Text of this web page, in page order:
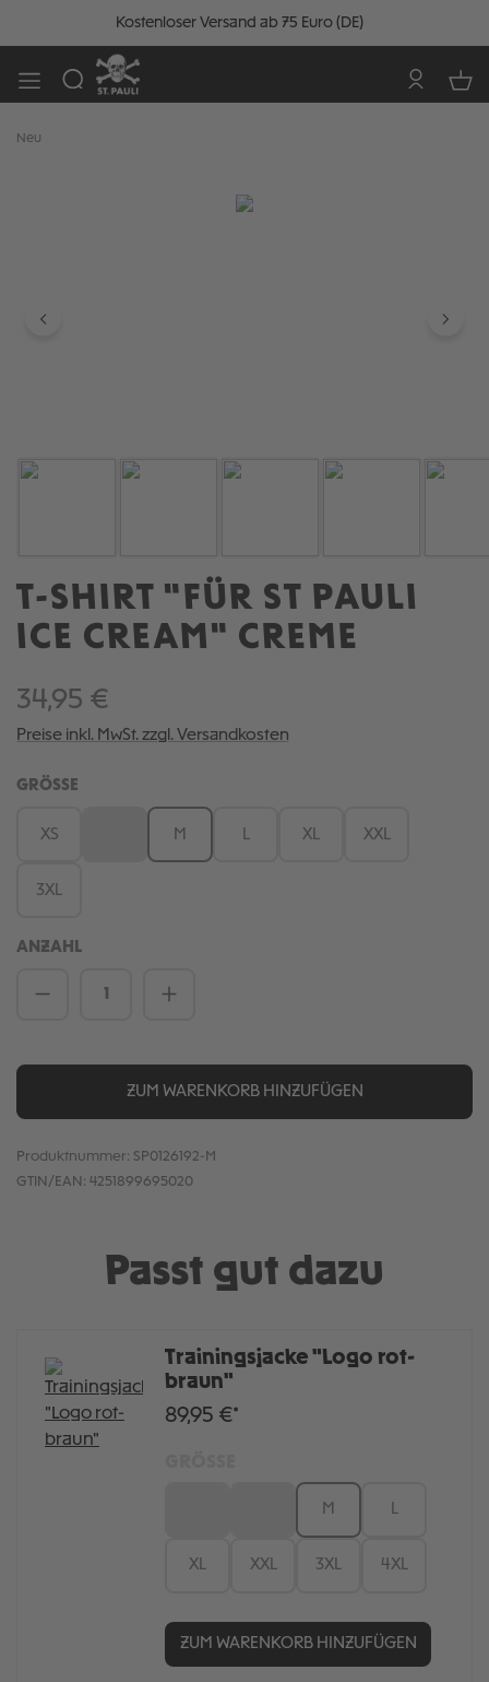
Kostenloser Versand ab 75 Euro (DE)
Neu
T-SHIRT "FÜR ST PAULI
ICE CREAM" CREME
34,95 €
Preise inkl. MwSt. zzgl. Versandkosten
GRÖSSE
XS M XL XXL
3XL
ANZAHL
Produkt Anzahl: Gib den gewünschten
ZUM WARENKORB HINZUFÜGEN
Produktnummer: SP0126192-M
GTIN/EAN: 4251899695020
Passt gut dazu
Trainingsjacke "Logo rot-
braun"
89,95 €*
M L
XL XXL 3XL 4XL
ZUM WARENKORB HINZUFÜGEN